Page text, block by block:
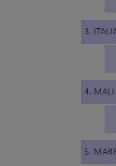
3.
4. MALI
5.